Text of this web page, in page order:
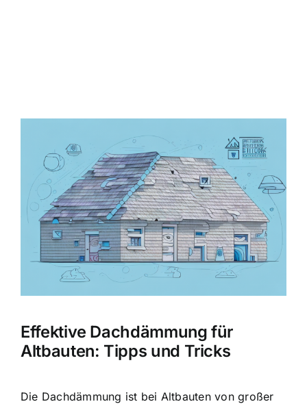
grösseres
Effektive Dachdämmung für
Altbauten: Tipps und Tricks
Die Dachdämmung ist bei Altbauten von großer